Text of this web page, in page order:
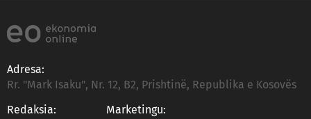
Adresa:
Rr. "Mark Isaku", Nr. 12, B2, Prishtinë, Republika e Kosovës
Redaksia:
Marketingu: